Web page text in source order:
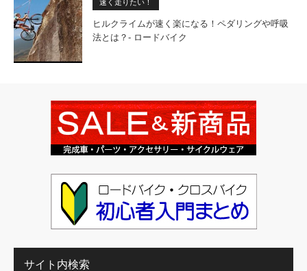
速く走りたい！
ヒルクライムが速く楽になる！ペダリングや呼吸
法とは？- ロードバイク
サイト内検索